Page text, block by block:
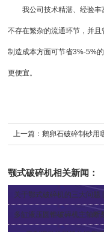
我公司技术精湛、经验丰
不存在繁杂的流通环节，并
制造成本方面可节省3%-5%
更便宜。
上一篇： 鹅卵石破碎制砂用
颚式破碎机相关新闻：
关于鄂式破碎机的三大问题
多缸液压圆锥破碎机主轴断